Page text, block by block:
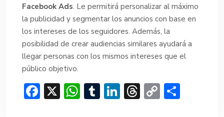
Facebook Ads. Le permitirá personalizar al máximo
la publicidad y segmentar los anuncios con base en
los intereses de los seguidores. Además, la
posibilidad de crear audiencias similares ayudará a
llegar personas con los mismos intereses que el
público objetivo.
F X W T Li T C